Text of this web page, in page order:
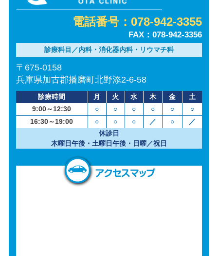
電話番号：078-942-3355
FAX：078-942-3356
診療科目／内科・消化器内科・リウマチ科
〒675-0158
兵庫県加古郡播磨町北野添2-6-58
診療時間 月 火 水 木 金
土
9:00～12:30
○ ○ ○ ○ ○
○
16:30～19:00
○ ○ ○ ／ ○
／
休診日
木曜日午後・土曜日午後・日曜／祝日